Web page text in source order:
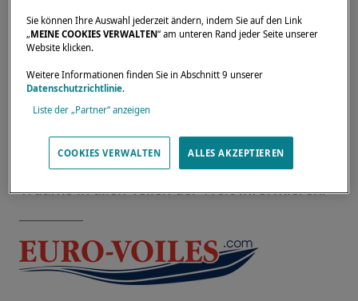
können Sie über den Lagoon-Katamaran Ihrer
Träume in allen Teilen der Welt informieren.
Sie können Ihre Auswahl jederzeit ändern, indem Sie auf den Link
„MEINE COOKIES VERWALTEN“ am unteren Rand jeder Seite unserer
Website klicken.
Weitere Informationen finden Sie in Abschnitt 9 unserer
Datenschutzrichtlinie.
Liste der „Partner“ anzeigen
COOKIES VERWALTEN ALLES AKZEPTIEREN